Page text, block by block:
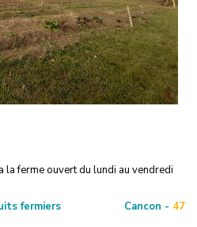
la ferme ouvert du lundi au vendredi
fermiers Cancon - 47